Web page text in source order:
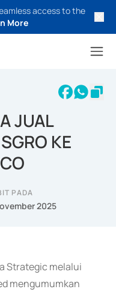
access to the
More
JUAL
KE
PADA
2025
Strategic melalui
mengumumkan